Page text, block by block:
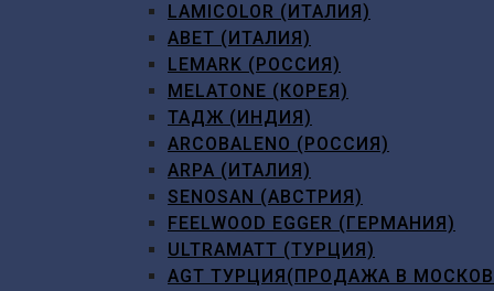
LAMICOLOR (ИТАЛИЯ)
ABET (ИТАЛИЯ)
LEMARK (РОССИЯ)
MELATONE (КОРЕЯ)
ТАДЖ (ИНДИЯ)
ARCOBALENO (РОССИЯ)
ARPA (ИТАЛИЯ)
SENOSAN (АВСТРИЯ)
FEELWOOD EGGER (ГЕРМАНИЯ)
ULTRAMATT (ТУРЦИЯ)
AGT ТУРЦИЯ(ПРОДАЖА В